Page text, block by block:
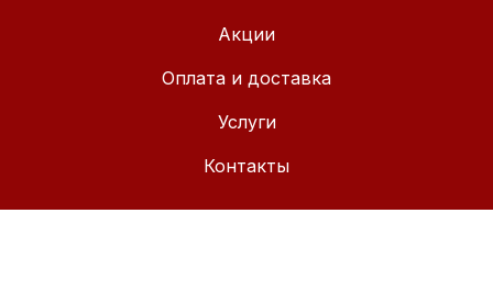
Акции
Оплата и доставка
Услуги
Контакты